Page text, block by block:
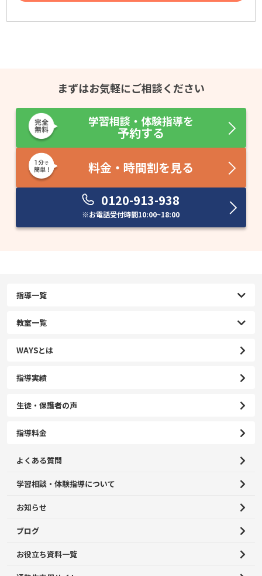
まずはお気軽にご相談ください
学習相談・体験指導を
予約する
料金・時間割を見る
0120-913-938
※お電話受付時間10:00~18:00
指導一覧
教室一覧
WAYSとは
指導実績
生徒・保護者の声
指導料金
よくある質問
学習相談・体験指導について
お知らせ
ブログ
お役立ち資料一覧